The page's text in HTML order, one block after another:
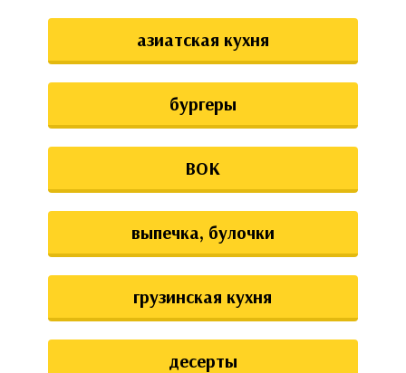
азиатская кухня
бургеры
ВОК
выпечка, булочки
грузинская кухня
десерты